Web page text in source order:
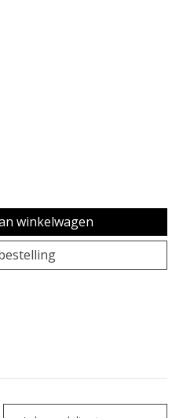
winkelwagen